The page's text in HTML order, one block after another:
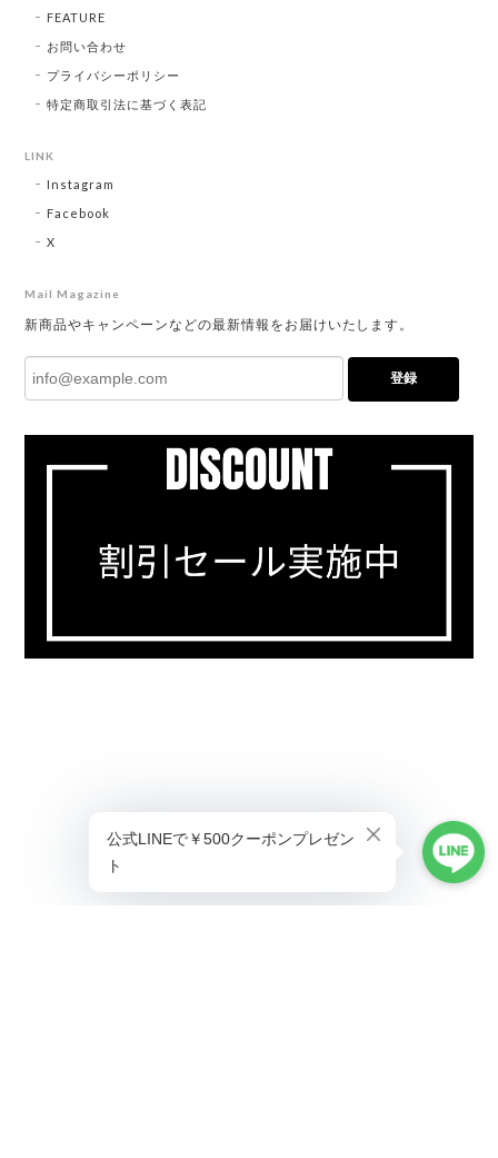
FEATURE
お問い合わせ
プライバシーポリシー
特定商取引法に基づく表記
LINK
Instagram
Facebook
X
Mail Magazine
新商品やキャンペーンなどの最新情報をお届けいたします。
登録